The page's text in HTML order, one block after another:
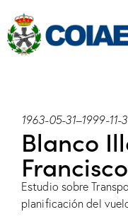
1963-05-31–1999-11-
Blanco
Francisco
Estudio sobre
planificación del